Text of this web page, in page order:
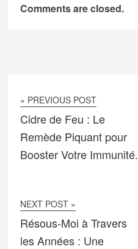
Comments are closed.
« PREVIOUS POST
Cidre de Feu : Le
Remède Piquant pour
Booster Votre Immunité.
NEXT POST »
Résous-Moi à Travers
les Années : Une